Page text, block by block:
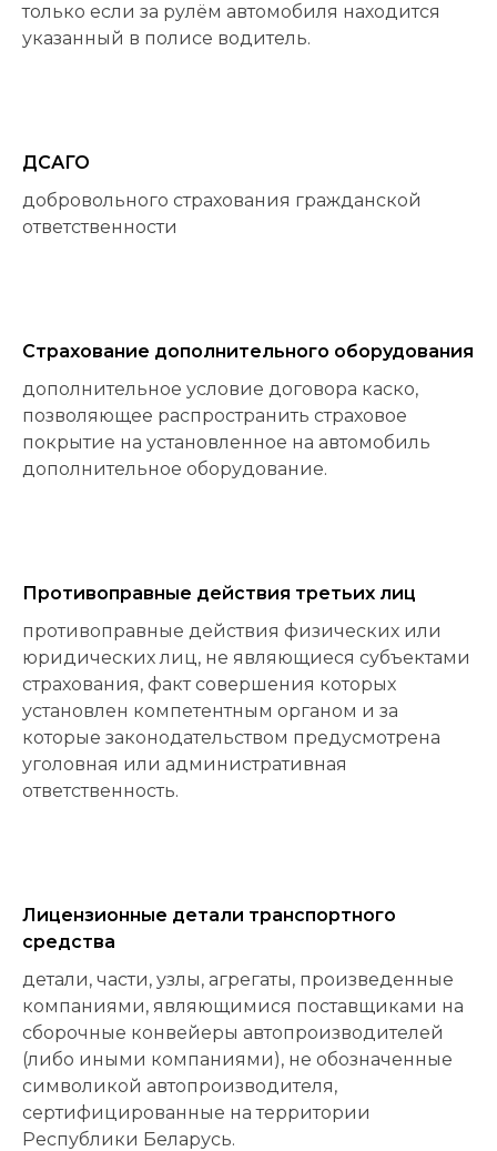
только если за рулём автомобиля находится
указанный в полисе водитель.
ДСАГО
добровольного страхования гражданской
ответственности
Страхование дополнительного оборудования
дополнительное условие договора каско,
позволяющее распространить страховое
покрытие на установленное на автомобиль
дополнительное оборудование.
Противоправные действия третьих лиц
противоправные действия физических или
юридических лиц, не являющиеся субъектами
страхования, факт совершения которых
установлен компетентным органом и за
которые законодательством предусмотрена
уголовная или административная
ответственность.
Лицензионные детали транспортного
средства
детали, части, узлы, агрегаты, произведенные
компаниями, являющимися поставщиками на
сборочные конвейеры автопроизводителей
(либо иными компаниями), не обозначенные
символикой автопроизводителя,
сертифицированные на территории
Республики Беларусь.